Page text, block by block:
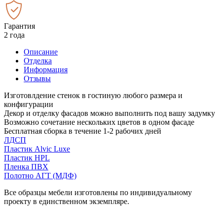
Гарантия
2 года
Описание
Отделка
Информация
Отзывы
Изготовлдение стенок в гостиную любого размера и
конфигурации
Декор и отделку фасадов можно выполнить под вашу задумку
Возможно сочетание нескольких цветов в одном фасаде
Бесплатная сборка в течение 1-2 рабочих дней
ЛДСП
Пластик Alvic Luxe
Пластик HPL
Пленка ПВХ
Полотно АГТ (МДФ)
Все образцы мебели изготовлены по индивидуальному
проекту в единственном экземпляре.